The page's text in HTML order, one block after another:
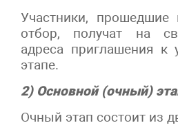
Участники, прошедшие
отбор, получат на
адреса приглашения к
этапе.
2) Основной (очный)
Очный этап состоит из